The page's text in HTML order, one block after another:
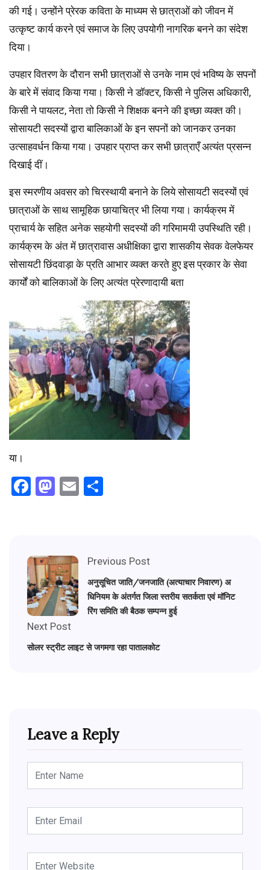
की गई। उन्होंने प्रेरक कविता के माध्यम से छात्राओं को जीवन में
उत्कृष्ट कार्य करने एवं समाज के लिए उपयोगी नागरिक बनने का संदेश
दिया।
उपहार वितरण के दौरान सभी छात्राओं से उनके नाम एवं भविष्य के सपनों
के बारे में संवाद किया गया। किसी ने डॉक्टर, किसी ने पुलिस अधिकारी,
किसी ने पायलट, नेता तो किसी ने शिक्षक बनने की इच्छा व्यक्त की।
सोसायटी सदस्यों द्वारा बालिकाओं के इन सपनों को जानकर उनका
उत्साहवर्धन किया गया। उपहार प्राप्त कर सभी छात्राएँ अत्यंत प्रसन्न
दिखाई दीं।
इस स्मरणीय अवसर को चिरस्थायी बनाने के लिये सोसायटी सदस्यों एवं
छात्राओं के साथ सामूहिक छायाचित्र भी लिया गया। कार्यक्रम में
प्राचार्य के सहित अनेक सहयोगी सदस्यों की गरिमामयी उपस्थिति रही।
कार्यक्रम के अंत में छात्रावास अधीक्षिका द्वारा शासकीय सेवक वेलफेयर
सोसायटी छिंदवाड़ा के प्रति आभार व्यक्त करते हुए इस प्रकार के सेवा
कार्यों को बालिकाओं के लिए अत्यंत प्रेरणादायी बता
या।
Facebook
Mastodon
Email
Previous Post
अनुसूचित जाति/जनजाति (अत्याचार निवारण) अ
धिनियम के अंतर्गत जिला स्तरीय सतर्कता एवं मॉनिट
रिंग समिति की बैठक सम्पन्न हुई
Next Post
सोलर स्ट्रीट लाइट से जगमगा रहा पातालकोट
Leave a Reply